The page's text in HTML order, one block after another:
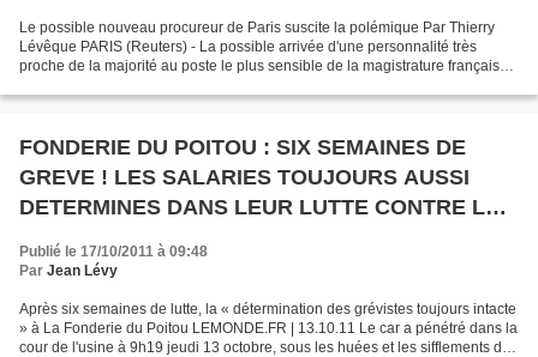
Le possible nouveau procureur de Paris suscite la polémique Par Thierry
Lévêque PARIS (Reuters) - La possible arrivée d'une personnalité très
proche de la majorité au poste le plus sensible de la magistrature française,
FONDERIE DU POITOU : SIX SEMAINES DE
GREVE ! LES SALARIES TOUJOURS AUSSI
DETERMINES DANS LEUR LUTTE CONTRE LE
Publié le 17/10/2011 à 09:48
Par Jean Lévy
Après six semaines de lutte, la « détermination des grévistes toujours intacte
» à La Fonderie du Poitou LEMONDE.FR | 13.10.11 Le car a pénétré dans la
cour de l'usine à 9h19 jeudi 13 octobre, sous les huées et les sifflements de